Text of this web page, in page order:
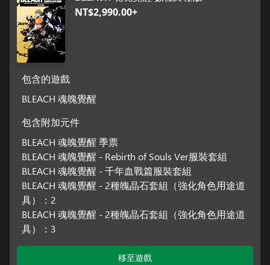
NT$2,990.00+
包含的遊戲
BLEACH 魂魄覺醒
包含附加元件
BLEACH 魂魄覺醒 季票
BLEACH 魂魄覺醒 - Rebirth of Souls Ver服裝套組
BLEACH 魂魄覺醒 - 千年血戰篇服裝套組
BLEACH 魂魄覺醒 - 2種魄晶石套組（強化角色用途道
具）：2
BLEACH 魂魄覺醒 - 2種魄晶石套組（強化角色用途道
具）：3
移至遊戲